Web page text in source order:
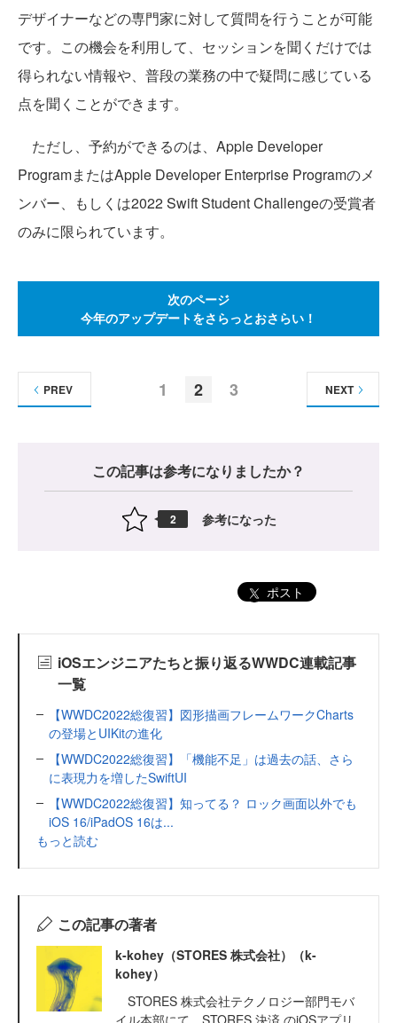
デザイナーなどの専門家に対して質問を行うことが可能
です。この機会を利用して、セッションを聞くだけでは
得られない情報や、普段の業務の中で疑問に感じている
点を聞くことができます。
ただし、予約ができるのは、Apple Developer
ProgramまたはApple Developer Enterprise Programのメ
ンバー、もしくは2022 Swift Student Challengeの受賞者
のみに限られています。
次のページ
今年のアップデートをさらっとおさらい！
1 2 3
PREV NEXT
この記事は参考になりましたか？
2 参考になった
ポスト
iOSエンジニアたちと振り返るWWDC連載記事
一覧
【WWDC2022総復習】図形描画フレームワークCharts
の登場とUIKitの進化
【WWDC2022総復習】「機能不足」は過去の話、さら
に表現力を増したSwiftUI
【WWDC2022総復習】知ってる？ ロック画面以外でも
iOS 16/iPadOS 16は...
もっと読む
この記事の著者
k-kohey（STORES 株式会社）（k-
kohey）
STORES 株式会社テクノロジー部門モバ
イル本部にて、STORES 決済 のiOSアプリ